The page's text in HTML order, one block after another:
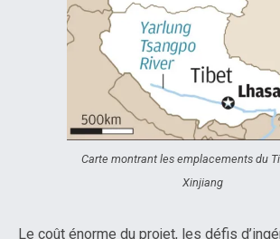
Carte montrant les emplacements du
Xinjiang
Le coût énorme du projet, les défis